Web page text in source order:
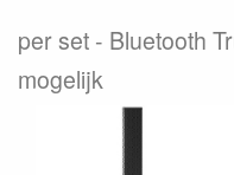
per set
Bluetooth
mogelijk